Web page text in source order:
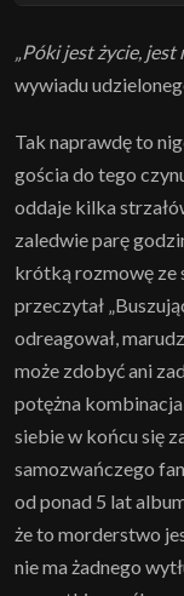
„Póki jest życie, jest
wywiadu
Tak naprawdę to
gościa do tego
oddaje kilka
zaledwie parę
krótką rozmowę ze
przeczytał
odreagował,
może zdobyć ani
potężna
siebie w końcu się
samozwańczego
od ponad 5 lat
że to morderstwo
nie ma żadnego